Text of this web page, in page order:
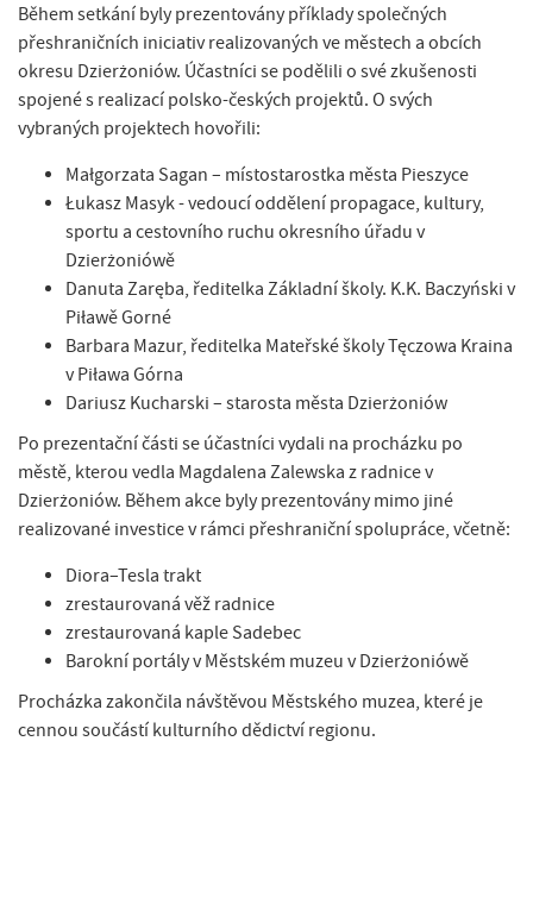
Během setkání byly prezentovány příklady společných
přeshraničních iniciativ realizovaných ve městech a obcích
okresu Dzierżoniów. Účastníci se podělili o své zkušenosti
spojené s realizací polsko-českých projektů. O svých
vybraných projektech hovořili:
Małgorzata Sagan – místostarostka města Pieszyce
Łukasz Masyk - vedoucí oddělení propagace, kultury,
sportu a cestovního ruchu okresního úřadu v
Dzierżoniówě
Danuta Zaręba, ředitelka Základní školy. K.K. Baczyński v
Piławě Gorné
Barbara Mazur, ředitelka Mateřské školy Tęczowa Kraina
v Piława Górna
Dariusz Kucharski – starosta města Dzierżoniów
Po prezentační části se účastníci vydali na procházku po
městě, kterou vedla Magdalena Zalewska z radnice v
Dzierżoniów. Během akce byly prezentovány mimo jiné
realizované investice v rámci přeshraniční spolupráce, včetně:
Diora–Tesla trakt
zrestaurovaná věž radnice
zrestaurovaná kaple Sadebec
Barokní portály v Městském muzeu v Dzierżoniówě
Procházka zakončila návštěvou Městského muzea, které je
cennou součástí kulturního dědictví regionu.